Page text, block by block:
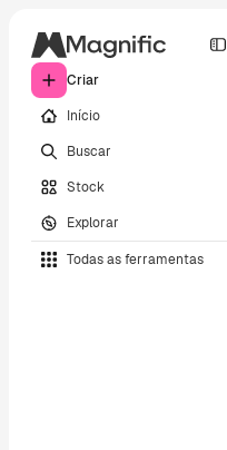
Criar
Início
Buscar
Stock
Explorar
Todas as ferramentas